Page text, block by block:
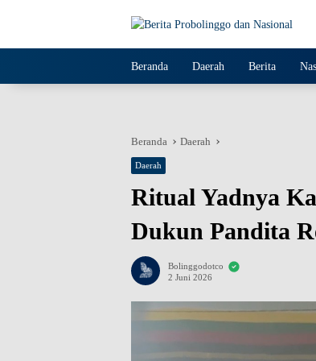
Beranda Daerah Berita
Beranda Daerah
Daerah
Ritual Yadnya
Dukun Pandita
Bolinggodotco
2 Juni 2026